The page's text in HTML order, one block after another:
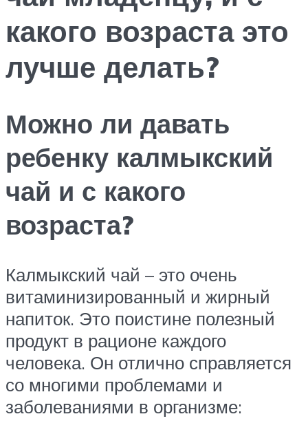
какого возраста это
лучше делать?
Можно ли давать
ребенку калмыкский
чай и с какого
возраста?
Калмыкский чай – это очень
витаминизированный и жирный
напиток. Это поистине полезный
продукт в рационе каждого
человека. Он отлично справляется
со многими проблемами и
заболеваниями в организме: